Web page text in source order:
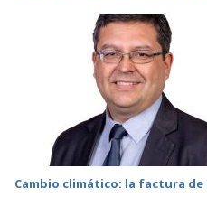
Cambio climático: la factura